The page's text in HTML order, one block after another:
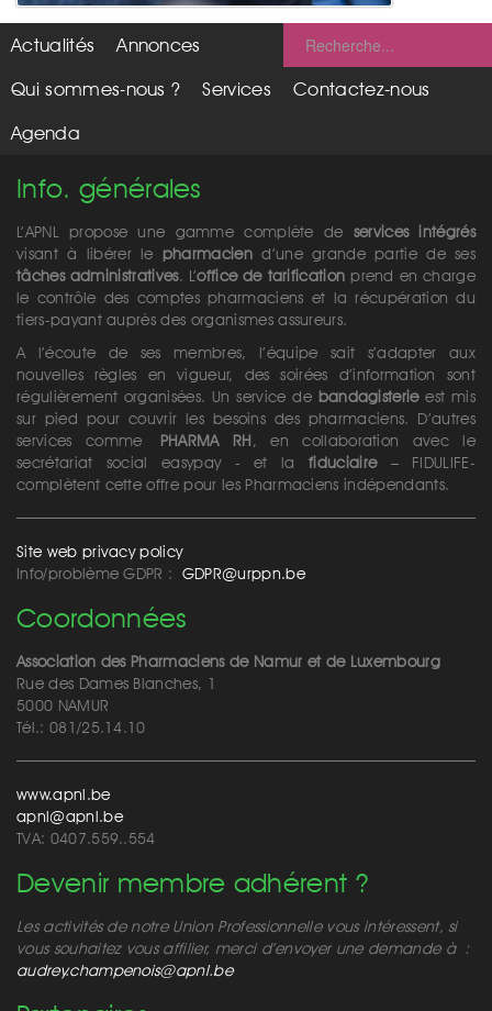
Actualités
Annonces
Qui sommes-nous ?
Services
Contactez-nous
Agenda
Info. générales
L’APNL propose une gamme complète de services intégrés
visant à libérer le pharmacien d’une grande partie de ses
tâches administratives. L’office de tarification prend en charge
le contrôle des comptes pharmaciens et la récupération du
tiers-payant auprès des organismes assureurs.
A l’écoute de ses membres, l’équipe sait s’adapter aux
nouvelles règles en vigueur, des soirées d’information sont
régulièrement organisées. Un service de bandagisterieest mis
sur pied pour couvrir les besoins des pharmaciens. D’autres
services comme PHARMA RH, en collaboration avec le
secrétariat social easypay - et lafiduciaire– FIDULIFE-
complètent cette offre pour les Pharmaciens indépendants.
Site web privacy policy
Info/problème GDPR : GDPR@urppn.be
Coordonnées
Association des Pharmaciens de Namur et de Luxembourg
Rue des Dames Blanches, 1
5000 NAMUR
Tél.: 081/25.14.10
www.apnl.be
apnl@apnl.be
TVA: 0407.559..554
Devenir membre adhérent ?
Les activités de notre Union Professionnelle vous intéressent, si
vous souhaitez vous affilier, merci d’envoyer une demande à :
audrey.champenois@apnl.be